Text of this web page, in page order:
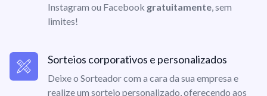
Instagram ou Facebook gratuitamente, sem
limites!
Sorteios corporativos e personalizados
Deixe o Sorteador com a cara da sua empresa e
realize um sorteio personalizado, oferecendo aos